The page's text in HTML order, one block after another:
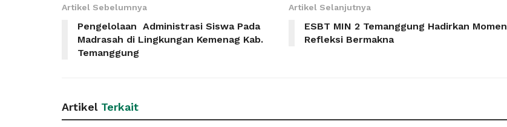
Artikel Sebelumnya
Pengelolaan Administrasi Siswa Pada
Madrasah di Lingkungan Kemenag Kab.
Temanggung
Artikel Selanjutnya
ESBT MIN 2 Temanggung Hadirkan Momen
Refleksi Bermakna
Artikel Terkait